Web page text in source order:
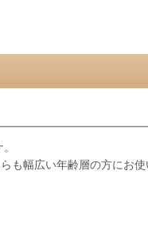
幅広い年齢層の方にお使